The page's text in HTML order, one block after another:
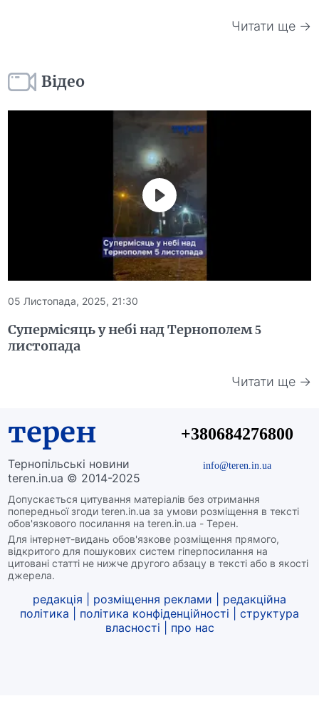
Читати ще →
Відео
05 Листопада, 2025, 21:30
Супермісяць у небі над Тернополем 5
листопада
Читати ще →
терен
Тернопільські новини
teren.in.ua © 2014-2025
Допускається цитування матеріалів без отримання
попередньої згоди teren.in.ua за умови розміщення в тексті
обов'язкового посилання на teren.in.ua - Терен.
Для інтернет-видань обов'язкове розміщення прямого,
відкритого для пошукових систем гіперпосилання на
цитовані статті не нижче другого абзацу в тексті або в якості
джерела.
+380684276800
info@teren.in.ua
редакція розміщення реклами
редакційна
політика
політика конфіденційності
структура
власності
про нас